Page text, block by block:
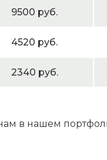
9500 руб.
4520 руб.
2340 руб.
в нашем